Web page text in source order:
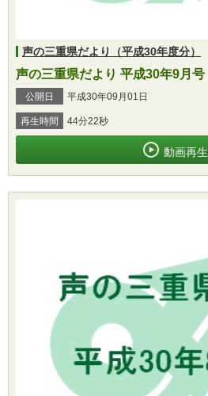
声の三重県だより（平成30年度分）
声の三重県だより 平成30年9月号
公開日 平成30年09月01日
再生時間 44分22秒
動画再生